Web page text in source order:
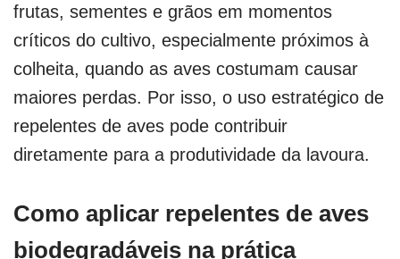
frutas, sementes e grãos em momentos
críticos do cultivo, especialmente próximos à
colheita, quando as aves costumam causar
maiores perdas. Por isso, o uso estratégico de
repelentes de aves pode contribuir
diretamente para a produtividade da lavoura.
Como aplicar repelentes de aves
biodegradáveis na prática